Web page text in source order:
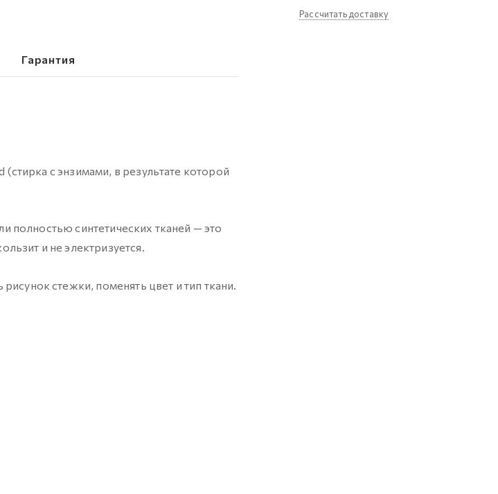
Гарантия
с энзимами, в результате которой
полностью синтетических тканей — это
и не электризуется.
стежки, поменять цвет и тип ткани.
Рассчитать доставку